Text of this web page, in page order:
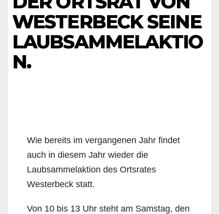
WESTERBECK SEINE
LAUBSAMMELAKTIO
N.
Wie bereits im vergangenen Jahr findet
auch in diesem Jahr wieder die
Laubsammelaktion des Ortsrates
Westerbeck statt.
Von 10 bis 13 Uhr steht am Samstag, den